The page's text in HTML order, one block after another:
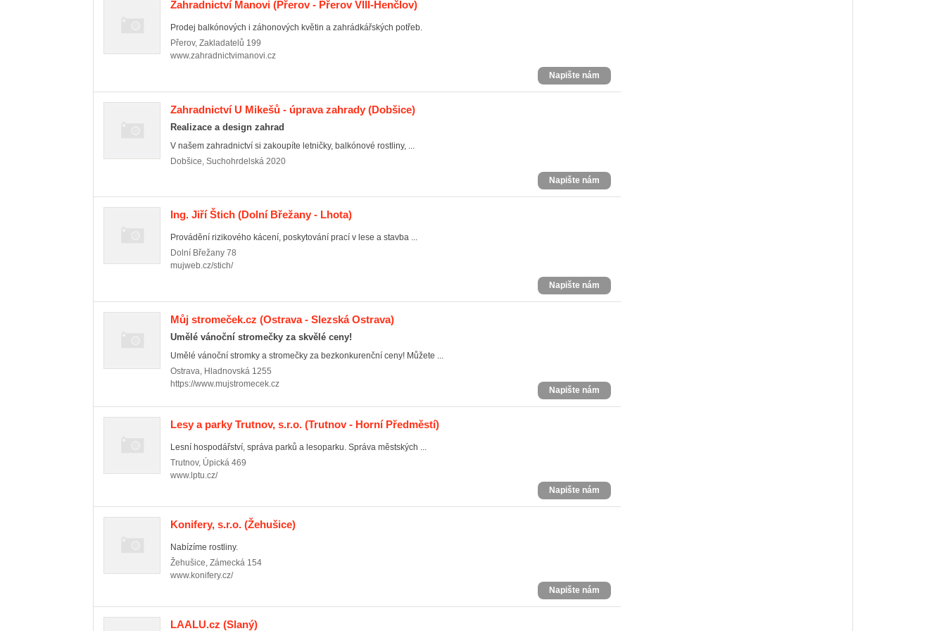
Zahradnictví Manovi (Přerov - Přerov VIII-Henčlov)
Prodej balkónových i záhonových květin a zahrádkářských potřeb.
Přerov, Zakladatelů 199
www.zahradnictvimanovi.cz
Napište nám
Zahradnictví U Mikešů - úprava zahrady (Dobšice)
Realizace a design zahrad
V našem zahradnictví si zakoupíte letničky, balkónové rostliny, ...
Dobšice, Suchohrdelská 2020
Napište nám
Ing. Jiří Štich (Dolní Břežany - Lhota)
Provádění rizikového kácení, poskytování prací v lese a stavba ...
Dolní Břežany 78
mujweb.cz/stich/
Napište nám
Můj stromeček.cz (Ostrava - Slezská Ostrava)
Umělé vánoční stromečky za skvělé ceny!
Umělé vánoční stromky a stromečky za bezkonkurenční ceny! Můžete ...
Ostrava, Hladnovská 1255
https://www.mujstromecek.cz
Napište nám
Lesy a parky Trutnov, s.r.o. (Trutnov - Horní Předměstí)
Lesní hospodářství, správa parků a lesoparku. Správa městských ...
Trutnov, Úpická 469
www.lptu.cz/
Napište nám
Konifery, s.r.o. (Žehušice)
Nabízíme rostliny.
Žehušice, Zámecká 154
www.konifery.cz/
Napište nám
LAALU.cz (Slaný)